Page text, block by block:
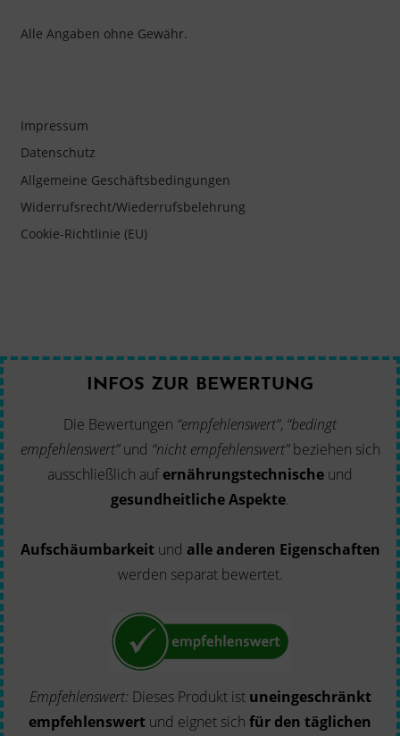
Alle Angaben ohne Gewähr.
Impressum
Datenschutz
Allgemeine Geschäftsbedingungen
Widerrufsrecht/Wiederrufsbelehrung
Cookie-Richtlinie (EU)
INFOS ZUR BEWERTUNG
Die Bewertungen “empfehlenswert”, “bedingt
empfehlenswert”und “nicht empfehlenswert”beziehen sich
ausschließlich aufernährungstechnische und
gesundheitliche Aspekte.
Aufschäumbarkeitund alle anderen Eigenschaften
werden separat bewertet.
Empfehlenswert: Dieses Produkt ist uneingeschränkt
empfehlenswert und eignet sich für den täglichen